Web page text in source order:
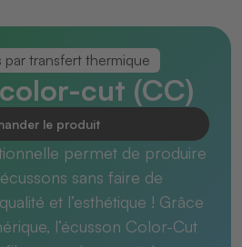
par transfert thermique
cut (CC)
le produit
permet de produire
sans faire de
et l’esthétique ! Grâce
l’écusson Color-Cut